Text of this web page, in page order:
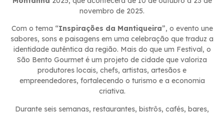
novembro de 2025.
Com o tema “Inspirações da Mantiqueira”, o evento une
sabores, sons e paisagens em uma celebração que traduz a
identidade autêntica da região. Mais do que um Festival, o
São Bento Gourmet é um projeto de cidade que valoriza
produtores locais, chefs, artistas, artesãos e
empreendedores, fortalecendo o turismo e a economia
criativa.
Durante seis semanas, restaurantes, bistrôs, cafés, bares,